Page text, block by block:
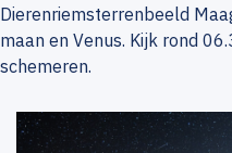
Dierenriemsterrenbeeld
maan en Venus. Kijk rond
schemeren.